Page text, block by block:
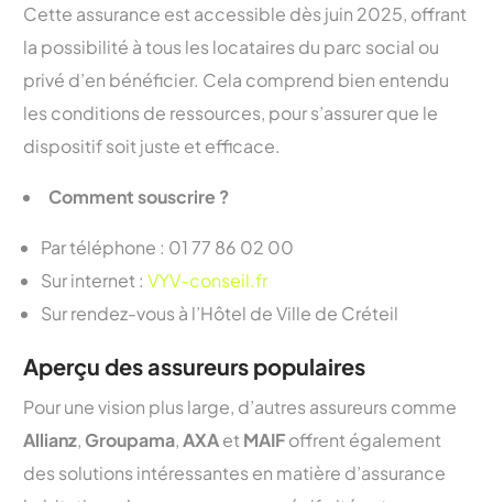
Cette assurance est accessible dès juin 2025, offrant
la possibilité à tous les locataires du parc social ou
privé d’en bénéficier. Cela comprend bien entendu
les conditions de ressources, pour s’assurer que le
dispositif soit juste et efficace.
Comment souscrire ?
Par téléphone : 01 77 86 02 00
Sur internet :VYV-conseil.fr
Sur rendez-vous à l’Hôtel de Ville de Créteil
Aperçu des assureurs populaires
Pour une vision plus large, d’autres assureurs comme
Allianz, Groupama,AXAet MAIFoffrent également
des solutions intéressantes en matière d’assurance